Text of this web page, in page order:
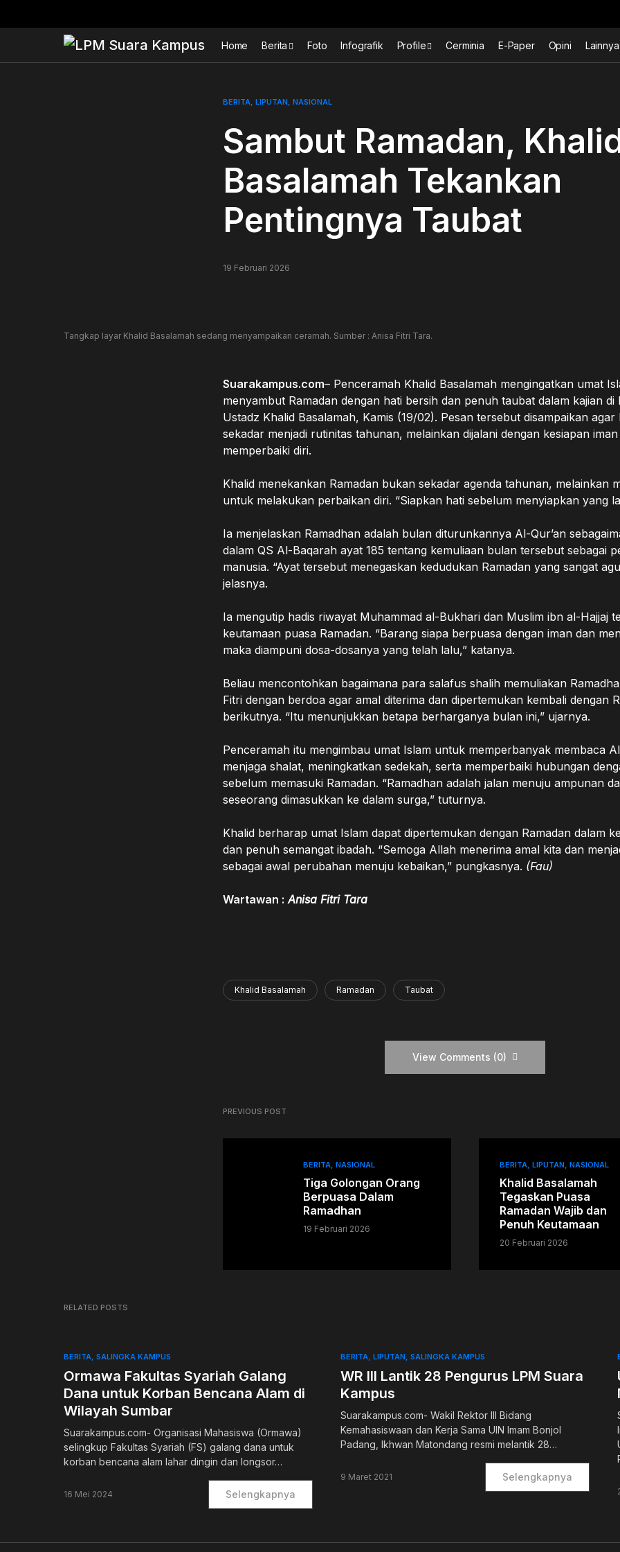
Home Berita Foto Infografik Profile Cerminia E-Paper Opini Lainnya
BERITA LIPUTAN NASIONAL
Sambut Ramadan,
Basalamah Tekankan
Pentingnya Taubat
19 Februari 2026
Tangkap layar Khalid Basalamah sedang menyampaikan ceramah. Sumber : Anisa Fitri Tara.
Suarakampus.com– Penceramah Khalid Basalamah mengingatkan umat
menyambut Ramadan dengan hati bersih dan penuh taubat dalam kajian di
Ustadz Khalid Basalamah, Kamis (19/02). Pesan tersebut disampaikan agar
sekadar menjadi rutinitas tahunan, melainkan dijalani dengan kesiapan
memperbaiki diri.
Khalid menekankan Ramadan bukan sekadar agenda tahunan, melainkan
untuk melakukan perbaikan diri. “Siapkan hati sebelum menyiapkan yang
Ia menjelaskan Ramadhan adalah bulan diturunkannya Al-Qur’an
dalam QS Al-Baqarah ayat 185 tentang kemuliaan bulan tersebut sebagai
manusia. “Ayat tersebut menegaskan kedudukan Ramadan yang sangat
jelasnya.
Ia mengutip hadis riwayat Muhammad al-Bukhari dan Muslim ibn al-Hajjaj
keutamaan puasa Ramadan. “Barang siapa berpuasa dengan iman dan
maka diampuni dosa-dosanya yang telah lalu,” katanya.
Beliau mencontohkan bagaimana para salafus shalih memuliakan
Fitri dengan berdoa agar amal diterima dan dipertemukan kembali dengan
berikutnya. “Itu menunjukkan betapa berharganya bulan ini,” ujarnya.
Penceramah itu mengimbau umat Islam untuk memperbanyak membaca
menjaga shalat, meningkatkan sedekah, serta memperbaiki hubungan
sebelum memasuki Ramadan. “Ramadhan adalah jalan menuju ampunan
seseorang dimasukkan ke dalam surga,” tuturnya.
Khalid berharap umat Islam dapat dipertemukan dengan Ramadan dalam
dan penuh semangat ibadah. “Semoga Allah menerima amal kita dan
sebagai awal perubahan menuju kebaikan,” pungkasnya. (Fau)
Wartawan : Anisa Fitri Tara
Khalid Basalamah Ramadan Taubat
View Comments (0)
PREVIOUS POST
BERITA NASIONAL
Tiga Golongan Orang
Berpuasa Dalam
Ramadhan
19 Februari 2026
BERITA LIPUTAN NASIONAL
Khalid Basalamah
Tegaskan Puasa
Ramadan Wajib dan
Penuh Keutamaan
20 Februari 2026
RELATED POSTS
BERITA SALINGKA KAMPUS
Ormawa Fakultas Syariah Galang
Dana untuk Korban Bencana Alam di
Wilayah Sumbar
Suarakampus.com- Organisasi Mahasiswa (Ormawa)
selingkup Fakultas Syariah (FS) galang dana untuk
korban bencana alam lahar dingin dan longsor…
16 Mei 2024 Selengkapnya
BERITA LIPUTAN SALINGKA KAMPUS
WR III Lantik 28 Pengurus LPM Suara
Kampus
Suarakampus.com- Wakil Rektor III Bidang
Kemahasiswaan dan Kerja Sama UIN Imam Bonjol
Padang, Ikhwan Matondang resmi melantik 28…
9 Maret 2021 Selengkapnya